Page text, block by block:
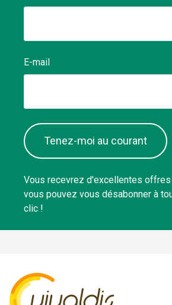
E-mail
Tenez-moi au courant
Vous recevrez d'excellentes
vous pouvez vous désabonner à
clic !